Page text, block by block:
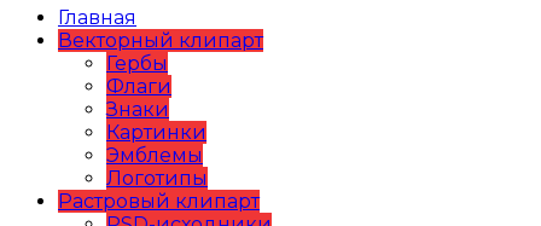
Главная
Векторный клипарт
Гербы
Флаги
Знаки
Картинки
Эмблемы
Логотипы
Растровый клипарт